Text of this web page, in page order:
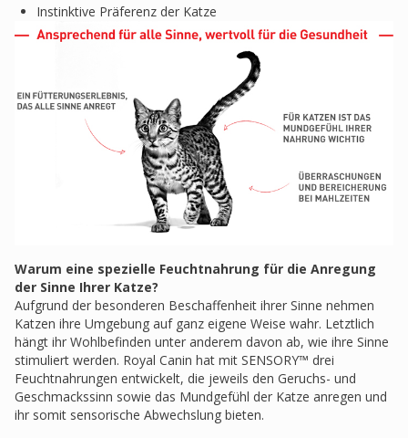
Instinktive Präferenz der Katze
Warum eine spezielle Feuchtnahrung für die Anregung
der Sinne Ihrer Katze?
Aufgrund der besonderen Beschaffenheit ihrer Sinne nehmen
Katzen ihre Umgebung auf ganz eigene Weise wahr. Letztlich
hängt ihr Wohlbefinden unter anderem davon ab, wie ihre Sinne
stimuliert werden. Royal Canin hat mit SENSORY™ drei
Feuchtnahrungen entwickelt, die jeweils den Geruchs- und
Geschmackssinn sowie das Mundgefühl der Katze anregen und
ihr somit sensorische Abwechslung bieten.